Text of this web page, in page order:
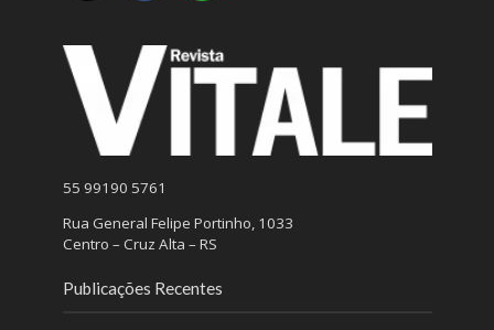
55 99190 5761
Rua General Felipe Portinho, 1033
Centro – Cruz Alta – RS
Publicações Recentes